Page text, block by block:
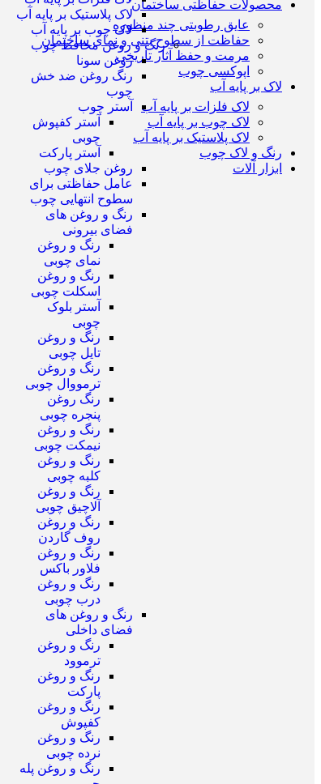
محصولات حفاظتی ساختمان
عایق رطوبتی چند منظوره
حفاظت از سطوح بتنی و نمای ساختمان
مرمت و حفظ آثار تاریخی
اپوکسی چوب
لاک بر پایه آب
لاک فلزات بر پایه آب
لاک چوب بر پایه آب
لاک پلاستیک بر پایه آب
رنگ و لاک چوب
ابزار آلات
لاک پلاستیک بر پایه آب
لاک چوب بر پایه آب
رنگ و روغن محافظ چوب
روغن سونا
رنگ روغن ضد خش
چوب
آستر چوب
آستر کفپوش
چوبی
آستر پارکت
روغن جلای چوب
عامل حفاظتی برای
سطوح انتهایی چوب
رنگ و روغن های
فضای بیرونی
رنگ و روغن
نمای چوبی
رنگ و روغن
اسکلت چوبی
آستر بلوک
چوبی
رنگ و روغن
تایل چوبی
رنگ و روغن
ترمووال چوبی
رنگ روغن
پنجره چوبی
رنگ و روغن
نیمکت چوبی
رنگ و روغن
کلبه چوبی
رنگ و روغن
آلاچیق چوبی
رنگ و روغن
روف گاردن
رنگ و روغن
فلاور باکس
رنگ و روغن
درب چوبی
رنگ و روغن های
فضای داخلی
رنگ و روغن
ترموود
رنگ و روغن
پارکت
رنگ و روغن
کفپوش
رنگ و روغن
نرده چوبی
رنگ و روغن پله